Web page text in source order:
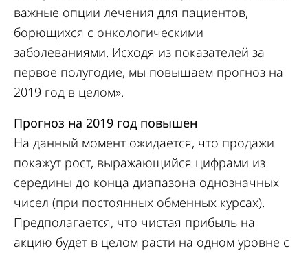
важные опции лечения для пациентов,
борющихся с онкологическими
заболеваниями. Исходя из показателей за
первое полугодие, мы повышаем прогноз на
2019 год в целом».
Прогноз на 2019 год повышен
На данный момент ожидается, что продажи
покажут рост, выражающийся цифрами из
середины до конца диапазона однозначных
чисел (при постоянных обменных курсах).
Предполагается, что чистая прибыль на
акцию будет в целом расти на одном уровне с